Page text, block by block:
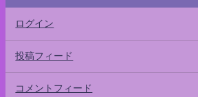
ログイン
投稿フィード
コメントフィード